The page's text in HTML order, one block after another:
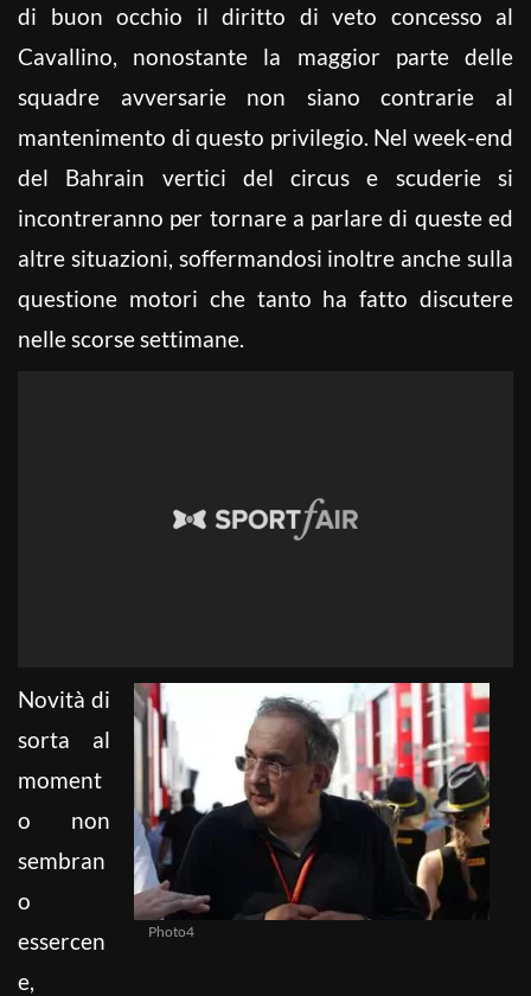
di buon occhio il diritto di veto concesso al
Cavallino, nonostante la maggior parte delle
squadre avversarie non siano contrarie al
mantenimento di questo privilegio. Nel week-end
del Bahrain vertici del circus e scuderie si
incontreranno per tornare a parlare di queste ed
altre situazioni, soffermandosi inoltre anche sulla
questione motori che tanto ha fatto discutere
nelle scorse settimane.
Photo4
Novità di
sorta al
moment
o non
sembran
o
essercen
e,